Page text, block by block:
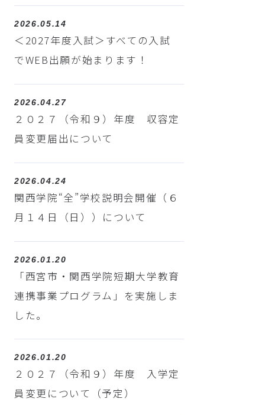
2026.05.14
＜2027年度入試＞すべての入試
でWEB出願が始まります！
2026.04.27
２０２７（令和９）年度 収容定
員変更届出について
2026.04.24
関西学院“全”学校説明会開催（６
月１４日（日））について
2026.01.20
「西宮市・関西学院短期大学教育
連携事業プログラム」を実施しま
した。
2026.01.20
２０２７（令和９）年度 入学定
員変更について（予定）